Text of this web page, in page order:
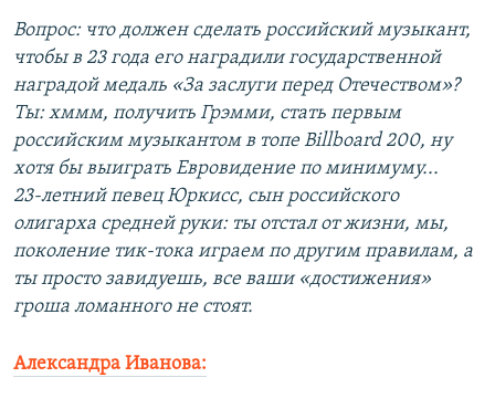
Вопрос: что должен сделать российский музыкант,
чтобы в 23 года его наградили государственной
наградой медаль «За заслуги перед Отечеством»?
Ты: хммм, получить Грэмми, стать первым
российским музыкантом в топе Billboard 200, ну
хотя бы выиграть Евровидение по минимуму...
23-летний певец Юркисс, сын российского
олигарха средней руки: ты отстал от жизни, мы,
поколение тик-тока играем по другим правилам, а
ты просто завидуешь, все ваши «достижения»
гроша ломанного не стоят.
Александра Иванова: